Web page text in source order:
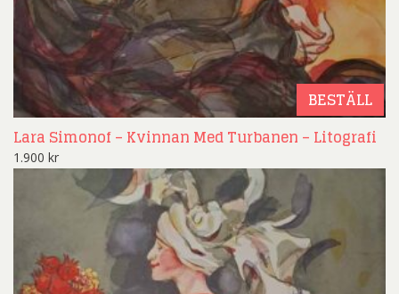
BESTÄLL
Lara Simonof – Kvinnan Med Turbanen – Litografi
1.900 kr